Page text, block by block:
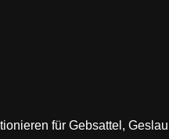
für Gebsattel,